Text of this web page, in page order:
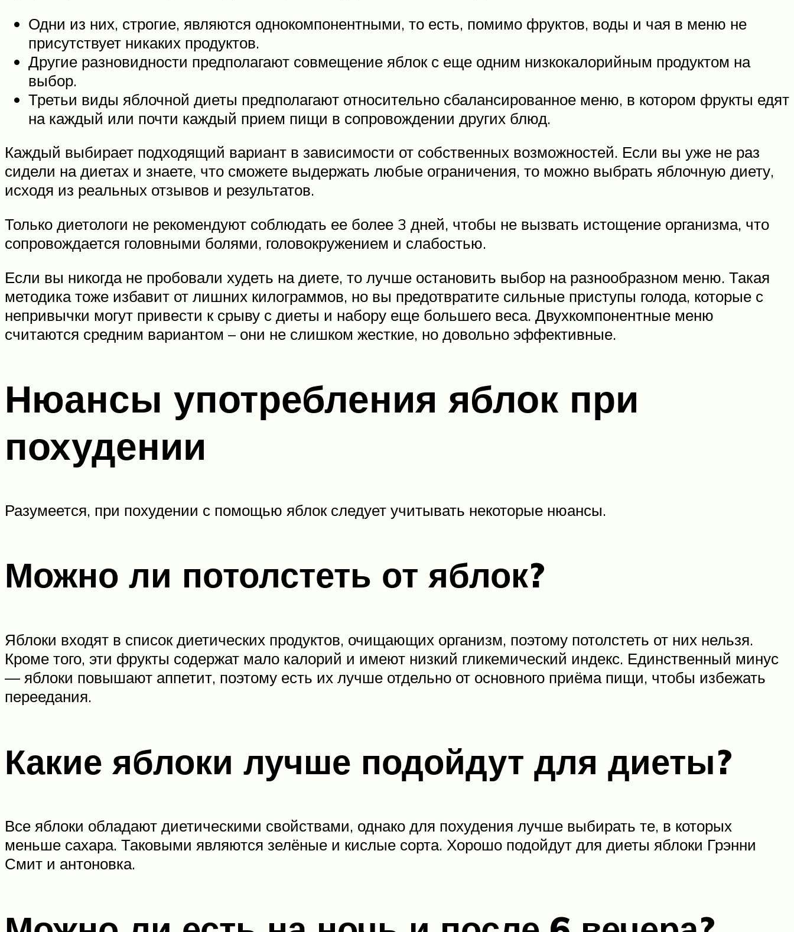
Одни из них, строгие, являются однокомпонентными, то есть, помимо фруктов, воды и чая в меню не
присутствует никаких продуктов.
Другие разновидности предполагают совмещение яблок с еще одним низкокалорийным продуктом на
выбор.
Третьи виды яблочной диеты предполагают относительно сбалансированное меню, в котором фрукты едят
на каждый или почти каждый прием пищи в сопровождении других блюд.
Каждый выбирает подходящий вариант в зависимости от собственных возможностей. Если вы уже не раз
сидели на диетах и знаете, что сможете выдержать любые ограничения, то можно выбрать яблочную диету,
исходя из реальных отзывов и результатов.
Только диетологи не рекомендуют соблюдать ее более 3 дней, чтобы не вызвать истощение организма, что
сопровождается головными болями, головокружением и слабостью.
Если вы никогда не пробовали худеть на диете, то лучше остановить выбор на разнообразном меню. Такая
методика тоже избавит от лишних килограммов, но вы предотвратите сильные приступы голода, которые с
непривычки могут привести к срыву с диеты и набору еще большего веса. Двухкомпонентные меню
считаются средним вариантом – они не слишком жесткие, но довольно эффективные.
Нюансы употребления яблок при
похудении
Разумеется, при похудении с помощью яблок следует учитывать некоторые нюансы.
Можно ли потолстеть от яблок?
Яблоки входят в список диетических продуктов, очищающих организм, поэтому потолстеть от них нельзя.
Кроме того, эти фрукты содержат мало калорий и имеют низкий гликемический индекс. Единственный минус
— яблоки повышают аппетит, поэтому есть их лучше отдельно от основного приёма пищи, чтобы избежать
переедания.
Какие яблоки лучше подойдут для диеты?
Все яблоки обладают диетическими свойствами, однако для похудения лучше выбирать те, в которых
меньше сахара. Таковыми являются зелёные и кислые сорта. Хорошо подойдут для диеты яблоки Грэнни
Смит и антоновка.